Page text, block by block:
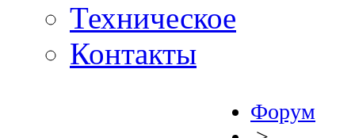
Техническое
Контакты
Форум